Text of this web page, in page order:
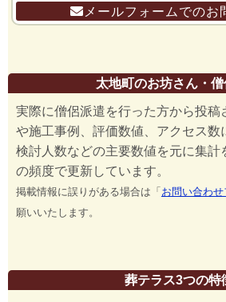
メールフォームでのお
太地町のお坊さん・
実際に僧侶派遣を行った方から投稿
や施工事例、評価数値、アクセス数
検討人数などの主要数値を元に集計
の頻度で更新しています。
掲載情報に誤りがある場合は「お問い合わ
願いいたします。
葬テラス3つの特